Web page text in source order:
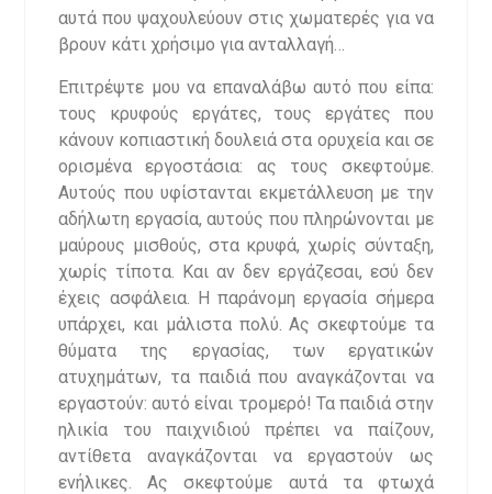
αυτά που ψαχουλεύουν στις χωματερές για να
βρουν κάτι χρήσιμο για ανταλλαγή…
Επιτρέψτε μου να επαναλάβω αυτό που είπα:
τους κρυφούς εργάτες, τους εργάτες που
κάνουν κοπιαστική δουλειά στα ορυχεία και σε
ορισμένα εργοστάσια: ας τους σκεφτούμε.
Αυτούς που υφίστανται εκμετάλλευση με την
αδήλωτη εργασία, αυτούς που πληρώνονται με
μαύρους μισθούς, στα κρυφά, χωρίς σύνταξη,
χωρίς τίποτα. Και αν δεν εργάζεσαι, εσύ δεν
έχεις ασφάλεια. Η παράνομη εργασία σήμερα
υπάρχει, και μάλιστα πολύ. Ας σκεφτούμε τα
θύματα της εργασίας, των εργατικών
ατυχημάτων, τα παιδιά που αναγκάζονται να
εργαστούν: αυτό είναι τρομερό! Τα παιδιά στην
ηλικία του παιχνιδιού πρέπει να παίζουν,
αντίθετα αναγκάζονται να εργαστούν ως
ενήλικες. Ας σκεφτούμε αυτά τα φτωχά